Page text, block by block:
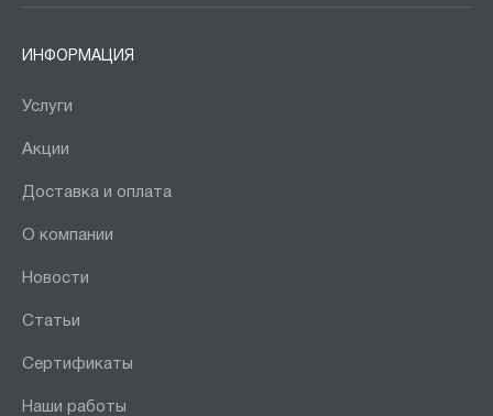
ИНФОРМАЦИЯ
Услуги
Акции
Доставка и оплата
О компании
Новости
Статьи
Сертификаты
Наши работы